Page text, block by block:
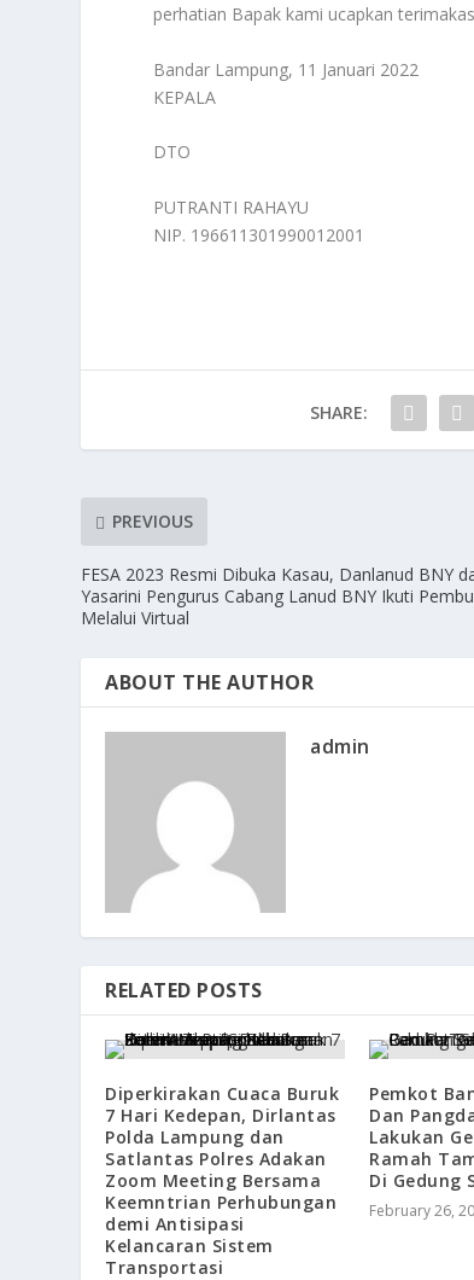
perhatian Bapak kami ucapkan
Bandar Lampung, 11 Januari 2022
KEPALA
DTO
PUTRANTI RAHAYU
NIP. 196611301990012001
SHARE:
PREVIOUS
FESA 2023 Resmi Dibuka Kasau, Danlanud BNY
Yasarini Pengurus Cabang Lanud BNY Ikuti
Melalui Virtual
ABOUT THE AUTHOR
admin
RELATED POSTS
Diperkirakan Cuaca Buruk
7 Hari Kedepan, Dirlantas
Polda Lampung dan
Satlantas Polres Adakan
Zoom Meeting Bersama
Keemntrian Perhubungan
demi Antisipasi
Kelancaran Sistem
Transportasi
Pemkot
Dan
Lakukan
Ramah
Di Gedung
February 26,